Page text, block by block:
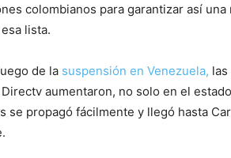
colombianos para garantizar así
lista.
de la suspensión en Venezuela,
aumentaron, no solo en el
se propagó fácilmente y llegó hasta